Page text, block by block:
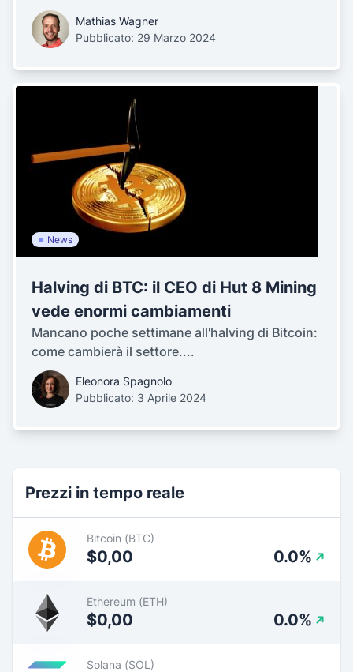
Mathias Wagner
Pubblicato: 29 Marzo 2024
News
Halving di BTC: il CEO di Hut 8 Mining
vede enormi cambiamenti
Mancano poche settimane all'halving di Bitcoin:
come cambierà il settore....
Eleonora Spagnolo
Pubblicato: 3 Aprile 2024
Prezzi in tempo reale
Bitcoin (BTC)
$0,00 0.0%
Ethereum (ETH)
$0,00 0.0%
Solana (SOL)